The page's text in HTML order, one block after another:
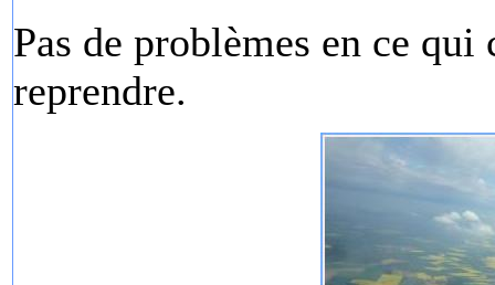
Pas de problèmes en ce
reprendre.